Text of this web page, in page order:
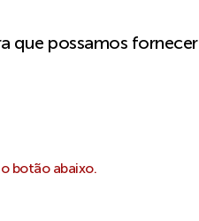
que possamos fornecer
botão abaixo.